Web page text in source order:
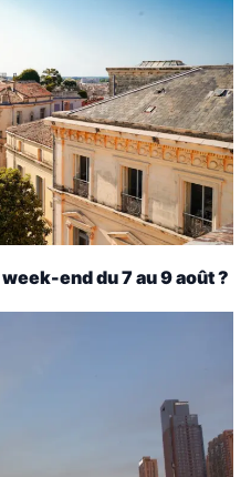
end du 7 au 9 août ?